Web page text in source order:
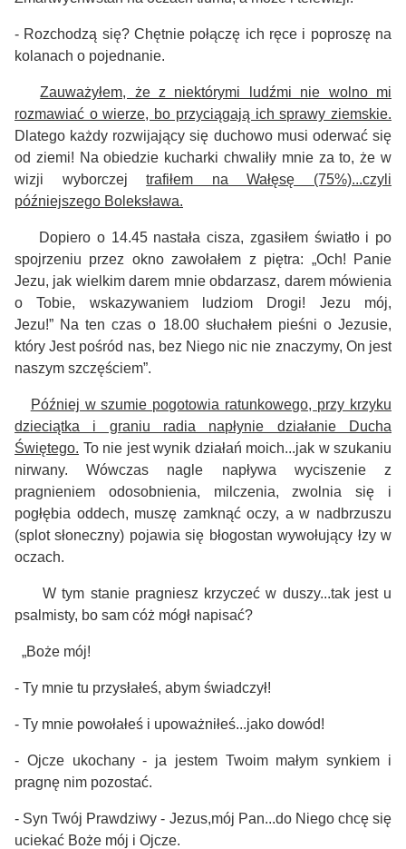
- Rozchodzą się? Chętnie połączę ich ręce i poproszę na
kolanach o pojednanie.
Zauważyłem, że z niektórymi ludźmi nie wolno mi
rozmawiać o wierze, bo przyciągają ich sprawy ziemskie.
Dlatego każdy rozwijający się duchowo musi oderwać się
od ziemi! Na obiedzie kucharki chwaliły mnie za to, że w
wizji wyborczejtrafiłem na Wałęsę (75%)...czyli
późniejszego Boleksława.
Dopiero o 14.45 nastała cisza, zgasiłem światło i po
spojrzeniu przez okno zawołałem z piętra: „Och! Panie
Jezu, jak wielkim darem mnie obdarzasz, darem mówienia
o Tobie, wskazywaniem ludziom Drogi! Jezu mój,
Jezu!” Na ten czas o 18.00 słuchałem pieśni o Jezusie,
który Jest pośród nas, bez Niego nic nie znaczymy, On jest
naszym szczęściem”.
Później w szumie pogotowia ratunkowego, przy krzyku
dzieciątka i graniu radia napłynie działanie Ducha
Świętego. To nie jest wynik działań moich...jak w szukaniu
nirwany. Wówczas nagle napływa wyciszenie z
pragnieniem odosobnienia, milczenia, zwolnia się i
pogłębia oddech, muszę zamknąć oczy, a w nadbrzuszu
(splot słoneczny) pojawia się błogostan wywołujący łzy w
oczach.
W tym stanie pragniesz krzyczeć w duszy...tak jest u
psalmisty, bo sam cóż mógł napisać?
„Boże mój!
- Ty mnie tu przysłałeś, abym świadczył!
- Ty mnie powołałeś i upoważniłeś...jako dowód!
- Ojcze ukochany - ja jestem Twoim małym synkiem i
pragnę nim pozostać.
- Syn Twój Prawdziwy - Jezus,mój Pan...do Niego chcę się
uciekać Boże mój i Ojcze.